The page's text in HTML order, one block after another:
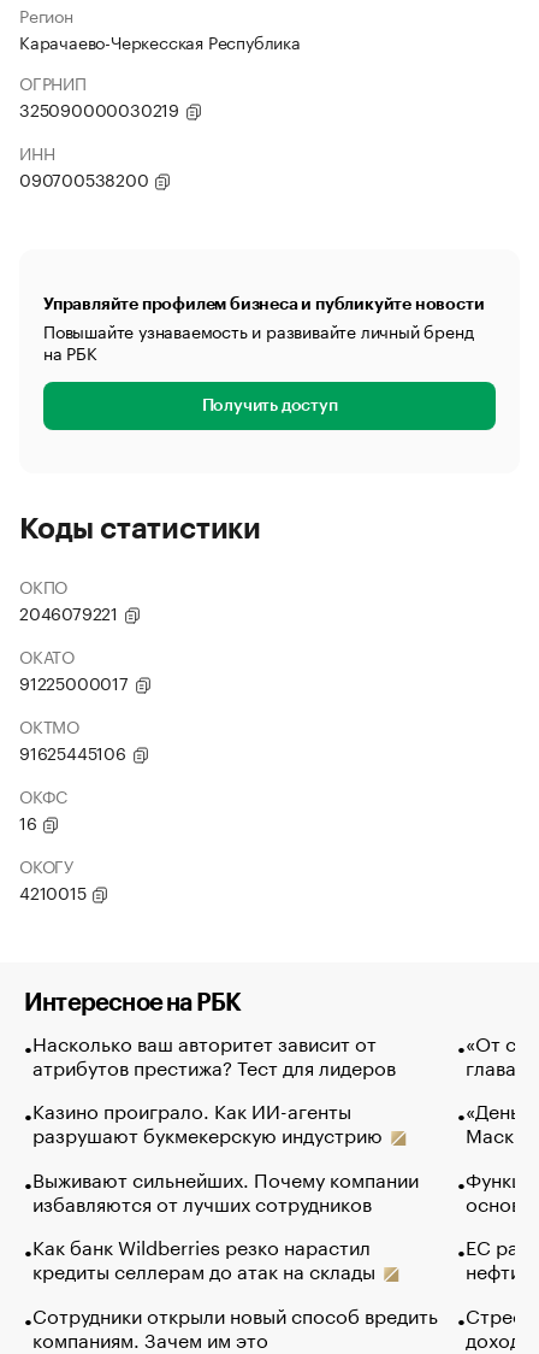
Регион
Карачаево-Черкесская Республика
ОГРНИП
325090000030219
ИНН
090700538200
Управляйте профилем бизнеса и публикуйте новости
Повышайте узнаваемость и развивайте личный бренд
на РБК
Получить доступ
Коды статистики
ОКПО
2046079221
ОКАТО
91225000017
ОКТМО
91625445106
ОКФС
16
ОКОГУ
4210015
Интересное на РБК
Насколько ваш авторитет зависит от
атрибутов престижа? Тест для лидеров
Казино проиграло. Как ИИ-агенты
разрушают букмекерскую индустрию
Выживают сильнейших. Почему компании
избавляются от лучших сотрудников
Как банк Wildberries резко нарастил
кредиты селлерам до атак на склады
Сотрудники открыли новый способ вредить
компаниям. Зачем им это
«От
глава
Маск в
основ
ЕС
нефти